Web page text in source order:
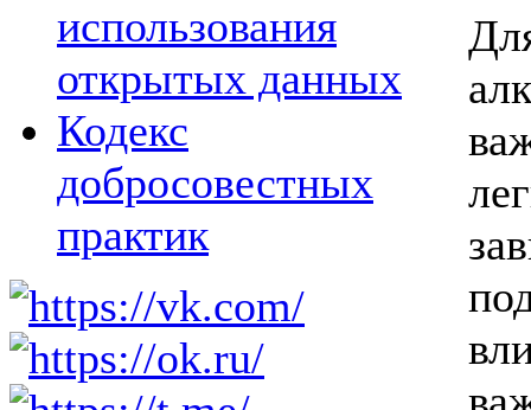
использования
открытых данных
Кодекс
добросовестных
практик